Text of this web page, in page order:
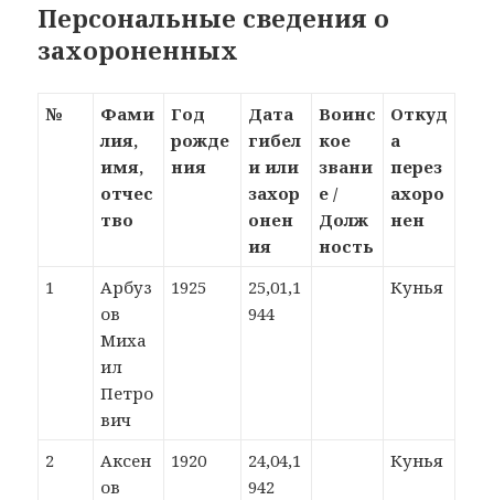
Персональные сведения о
захороненных
№
Фами
лия,
имя,
отчес
тво
Год
рожде
ния
Дата
гибел
и или
захор
онен
ия
Воинс
кое
звани
е /
Долж
ность
Откуд
а
перез
ахоро
нен
1
Арбуз
ов
Миха
ил
Петро
вич
1925
25,01,1
944
Кунья
2
Аксен
ов
1920
24,04,1
942
Кунья